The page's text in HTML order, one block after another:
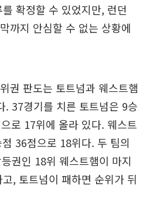
확정할 수 있었지만, 런던
까지 안심할 수 없는 상황에
권 판도는 토트넘과 웨스트햄
. 37경기를 치른 토트넘은 9승
로 17위에 올라 있다. 웨스트
36점으로 18위다. 두 팀의
권인 18위 웨스트햄이 마지
, 토트넘이 패하면 순위가 뒤